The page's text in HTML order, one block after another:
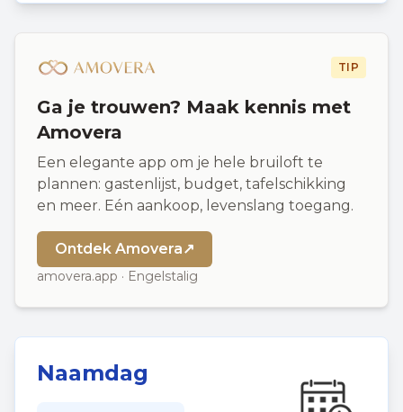
TIP
Ga je trouwen? Maak kennis met
Amovera
Een elegante app om je hele bruiloft te
plannen: gastenlijst, budget, tafelschikking
en meer. Eén aankoop, levenslang toegang.
Ontdek Amovera↗
amovera.app · Engelstalig
Naamdag